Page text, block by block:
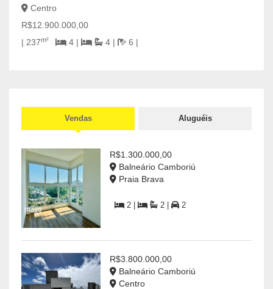
Centro
R$12.900.000,00
| 237m² 4 | 4 | 6 |
Vendas Aluguéis
R$1.300.000,00
Balneário Camboriú
Praia Brava
2 | 2 | 2
R$3.800.000,00
Balneário Camboriú
Centro